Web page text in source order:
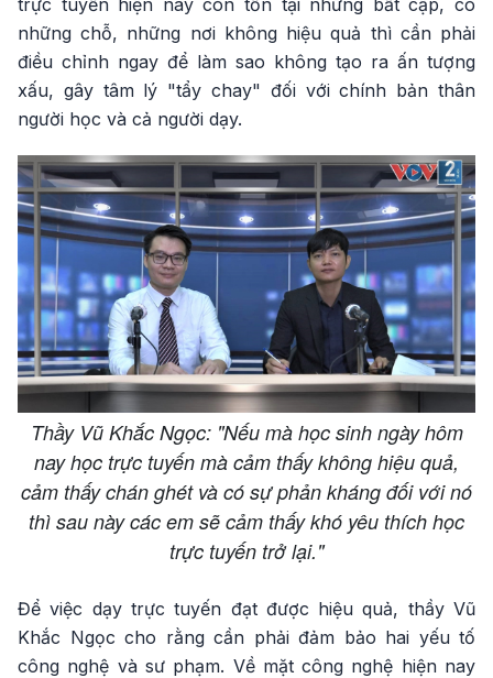
trực tuyến hiện nay còn tồn tại những bất cập, có
những chỗ, những nơi không hiệu quả thì cần phải
điều chỉnh ngay để làm sao không tạo ra ấn tượng
xấu, gây tâm lý "tẩy chay" đối với chính bản thân
người học và cả người dạy.
Thầy Vũ Khắc Ngọc: "Nếu mà học sinh ngày hôm
nay học trực tuyến mà cảm thấy không hiệu quả,
cảm thấy chán ghét và có sự phản kháng đối với nó
thì sau này các em sẽ cảm thấy khó yêu thích học
trực tuyến trở lại."
Để việc dạy trực tuyến đạt được hiệu quả, thầy Vũ
Khắc Ngọc cho rằng cần phải đảm bảo hai yếu tố
công nghệ và sư phạm. Về mặt công nghệ hiện nay